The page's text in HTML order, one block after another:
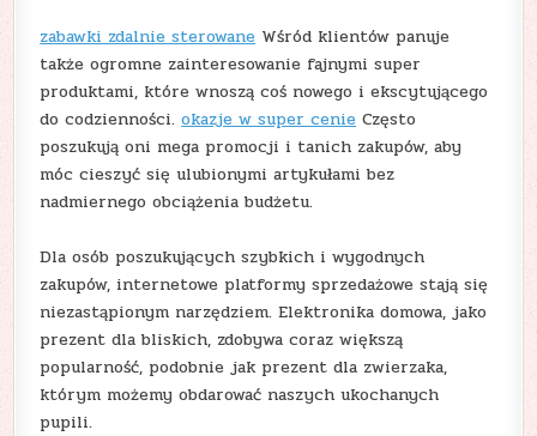
zabawki zdalnie sterowane Wśród klientów panuje
także ogromne zainteresowanie fajnymi super
produktami, które wnoszą coś nowego i ekscytującego
do codzienności.okazje w super cenie Często
poszukują oni mega promocji i tanich zakupów, aby
móc cieszyć się ulubionymi artykułami bez
nadmiernego obciążenia budżetu.
Dla osób poszukujących szybkich i wygodnych
zakupów, internetowe platformy sprzedażowe stają się
niezastąpionym narzędziem. Elektronika domowa, jako
prezent dla bliskich, zdobywa coraz większą
popularność, podobnie jak prezent dla zwierzaka,
którym możemy obdarować naszych ukochanych
pupili.